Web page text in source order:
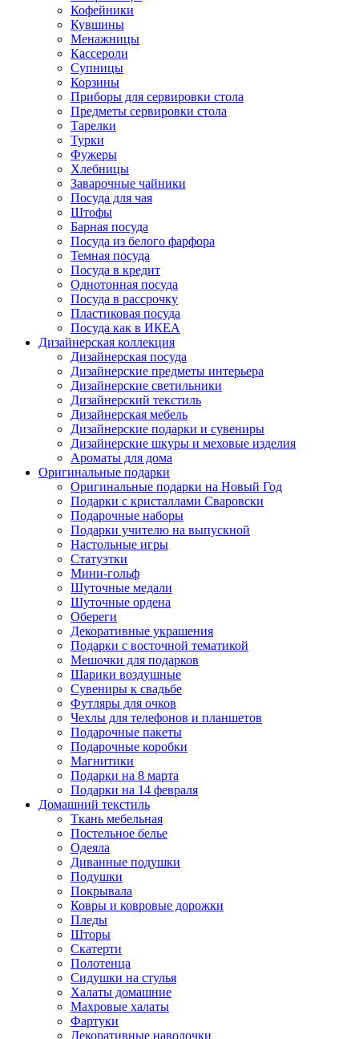
Кофейники
Кувшины
Менажницы
Кассероли
Супницы
Корзины
Приборы для сервировки стола
Предметы сервировки стола
Тарелки
Турки
Фужеры
Хлебницы
Заварочные чайники
Посуда для чая
Штофы
Барная посуда
Посуда из белого фарфора
Темная посуда
Посуда в кредит
Однотонная посуда
Посуда в рассрочку
Пластиковая посуда
Посуда как в ИКЕА
Дизайнерская коллекция
Дизайнерская посуда
Дизайнерские предметы интерьера
Дизайнерские светильники
Дизайнерский текстиль
Дизайнерская мебель
Дизайнерские подарки и сувениры
Дизайнерские шкуры и меховые изделия
Ароматы для дома
Оригинальные подарки
Оригинальные подарки на Новый Год
Подарки с кристаллами Сваровски
Подарочные наборы
Подарки учителю на выпускной
Настольные игры
Статуэтки
Мини-гольф
Шуточные медали
Шуточные ордена
Обереги
Декоративные украшения
Подарки с восточной тематикой
Мешочки для подарков
Шарики воздушные
Сувениры к свадьбе
Футляры для очков
Чехлы для телефонов и планшетов
Подарочные пакеты
Подарочные коробки
Магнитики
Подарки на 8 марта
Подарки на 14 февраля
Домашний текстиль
Ткань мебельная
Постельное белье
Одеяла
Диванные подушки
Подушки
Покрывала
Ковры и ковровые дорожки
Пледы
Шторы
Скатерти
Полотенца
Сидушки на стулья
Халаты домашние
Махровые халаты
Фартуки
Декоративные наволочки